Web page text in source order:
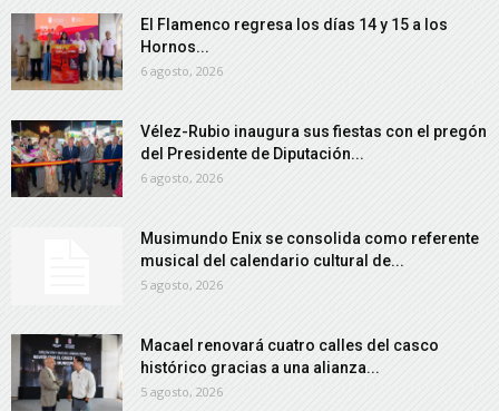
El Flamenco regresa los días 14 y 15 a los
Hornos...
6 agosto, 2026
Vélez-Rubio inaugura sus fiestas con el pregón
del Presidente de Diputación...
6 agosto, 2026
Musimundo Enix se consolida como referente
musical del calendario cultural de...
5 agosto, 2026
Macael renovará cuatro calles del casco
histórico gracias a una alianza...
5 agosto, 2026